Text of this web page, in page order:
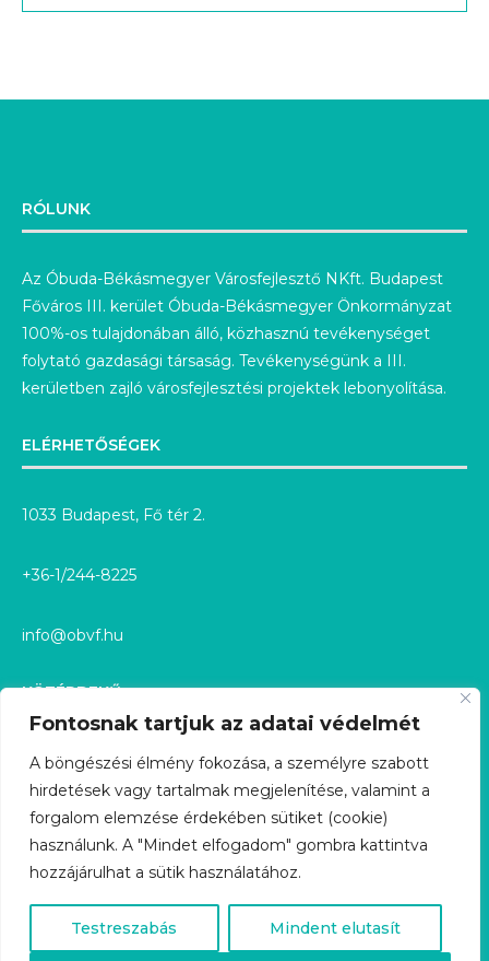
Fontosnak tartjuk az adatai védelmét
A böngészési élmény fokozása, a személyre szabott
hirdetések vagy tartalmak megjelenítése, valamint a
forgalom elemzése érdekében sütiket (cookie)
használunk. A "Mindet elfogadom" gombra kattintva
hozzájárulhat a sütik használatához.
Testreszabás Mindent elutasít
RÓLUNK
Az Óbuda-Békásmegyer Városfejlesztő NKft. Budapest
Főváros III. kerület Óbuda-Békásmegyer Önkormányzat
100%-os tulajdonában álló, közhasznú tevékenységet
folytató gazdasági társaság. Tevékenységünk a III.
kerületben zajló városfejlesztési projektek lebonyolítása.
ELÉRHETŐSÉGEK
1033 Budapest, Fő tér 2.
+36-1/244-8225
info@obvf.hu
KÖZÉRDEKŰ
KÖZÉRDEKŰ ADATOK
KÖZÉRDEKŰ ADATIGÉNYLÉS
GDPR
ÜGYFÉLSZOLGÁLAT
KARRIER